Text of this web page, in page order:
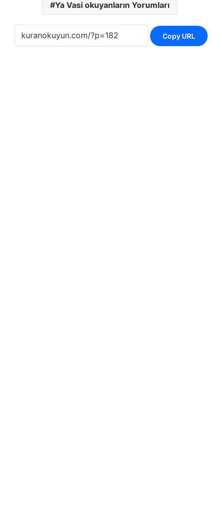
Ya Vasi okuyanların Yorumları
Copy URL